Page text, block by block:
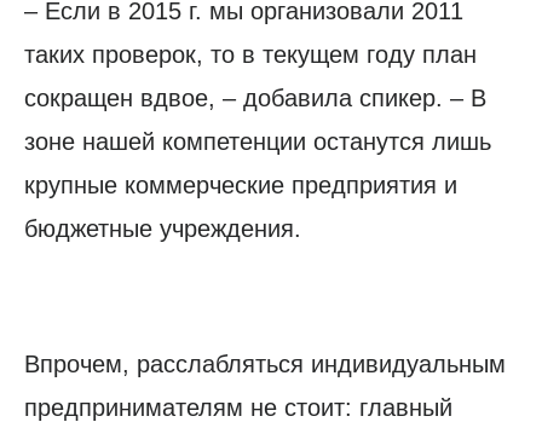
– Если в 2015 г. мы организовали 2011
таких проверок, то в текущем году план
сокращен вдвое, – добавила спикер. – В
зоне нашей компетенции останутся лишь
крупные коммерческие предприятия и
бюджетные учреждения.
Впрочем, расслабляться индивидуальным
предпринимателям не стоит: главный